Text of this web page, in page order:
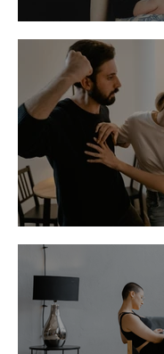
Seios à
Briga de